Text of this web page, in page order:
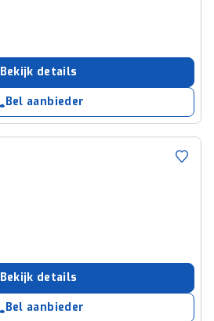
Bekijk details
Bel aanbieder
Bekijk details
Bel aanbieder